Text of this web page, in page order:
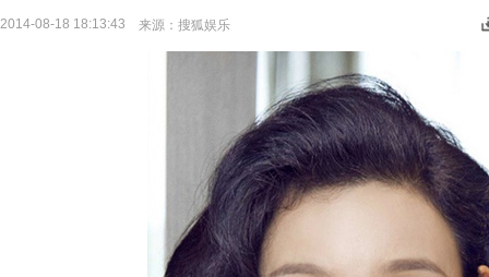
2014-08-18 18:13:43 来源： 搜狐娱乐